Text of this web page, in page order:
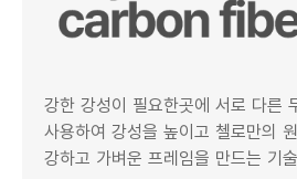
강한 강성이 필요한곳에 서로 다른
사용하여 강성을 높이고 첼로만의
강하고 가벼운 프레임을 만드는 기술